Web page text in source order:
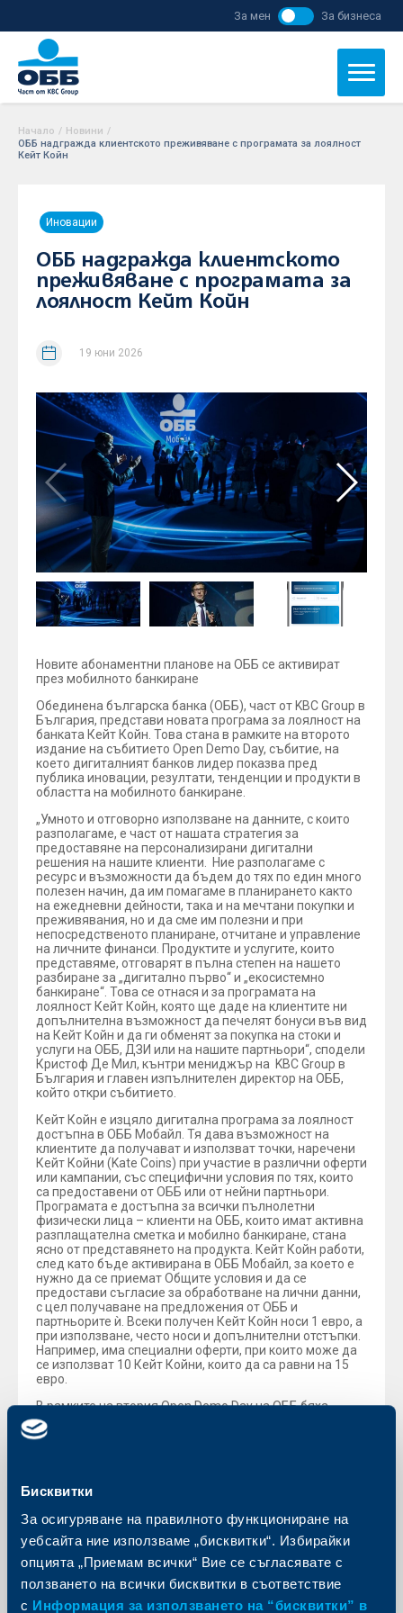
Бисквитки
За осигуряване на правилното функциониране на
уебсайта ние използваме „бисквитки“. Избирайки
опцията „Приемам всички“ Вие се съгласявате с
ползването на всички бисквитки в съответствие
с Информация за използването на “бисквитки” в
За мен За бизнеса
Начало / Новини /
ОББ надгражда клиентското преживяване с програмата за лоялност
Кейт Койн
Иновации
ОББ надгражда клиентското
преживяване с програмата за
лоялност Кейт Койн
19 юни 2026
Новите абонаментни планове на ОББ се активират
през мобилното банкиране
Обединена българска банка (ОББ), част от KBC Group в
България, представи новата програма за лоялност на
банката Кейт Койн. Това стана в рамките на второто
издание на събитието Open Demo Day, събитие, на
което дигиталният банков лидер показва пред
публика иновации, резултати, тенденции и продукти в
областта на мобилното банкиране.
„Умното и отговорно използване на данните, с които
разполагаме, е част от нашата стратегия за
предоставяне на персонализирани дигитални
решения на нашите клиенти. Ние разполагаме с
ресурс и възможности да бъдем до тях по един много
полезен начин, да им помагаме в планирането както
на ежедневни дейности, така и на мечтани покупки и
преживявания, но и да сме им полезни и при
непосредственото планиране, отчитане и управление
на личните финанси. Продуктите и услугите, които
представяме, отговарят в пълна степен на нашето
разбиране за „дигитално първо“ и „екосистемно
банкиране“. Това се отнася и за програмата на
лоялност Кейт Койн, която ще даде на клиентите ни
допълнителна възможност да печелят бонуси във вид
на Кейт Койн и да ги обменят за покупка на стоки и
услуги на ОББ, ДЗИ или на нашите партньори“, сподели
Кристоф Де Мил, кънтри мениджър на KBC Group в
България и главен изпълнителен директор на ОББ,
който откри събитието.
Кейт Койн е изцяло дигитална програма за лоялност
достъпна в ОББ Мобайл. Тя дава възможност на
клиентите да получават и използват точки, наречени
Кейт Койни (Kate Coins) при участие в различни оферти
или кампании, със специфични условия по тях, които
са предоставени от ОББ или от нейни партньори.
Програмата е достъпна за всички пълнолетни
физически лица – клиенти на ОББ, които имат активна
разплащателна сметка и мобилно банкиране, стана
ясно от представянето на продукта. Кейт Койн работи,
след като бъде активирана в ОББ Мобайл, за което е
нужно да се приемат Общите условия и да се
предостави съгласие за обработване на лични данни,
с цел получаване на предложения от ОББ и
партньорите ѝ. Всеки получен Кейт Койн носи 1 евро, а
при използване, често носи и допълнителни отстъпки.
Например, има специални оферти, при които може да
се използват 10 Кейт Койни, които да са равни на 15
евро.
В рамките на втория Open Demo Day на ОББ бяха
представени още и новите планове за ежедневно
банкиране на банката, които позволяват на
възможност да управляват ефективно и оптимално
студенти“, „Смарт“ и „Смарт+“ са налични и могат да
бъдат активирани бързо и лесно в мобилното
приложение ОББ Мобайл. При активирането на
плановете и в случай, че имат въпроси, свързани с тях,
клиентите могат да се обърнат към дигиталния
асистент на ОББ, Кейт, който ще им съдейства за
избора на най-подходящия и отговарящ на нуждите